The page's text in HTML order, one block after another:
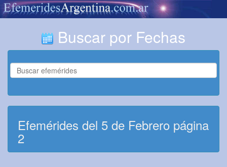
Buscar por Fechas
Efemérides del 5 de Febrero página
2